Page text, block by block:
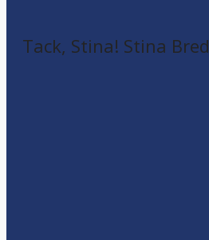
Tack, Stina! Stina